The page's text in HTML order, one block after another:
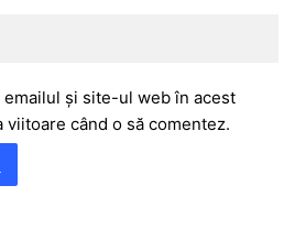
emailul și site-ul web în acest
viitoare când o să comentez.